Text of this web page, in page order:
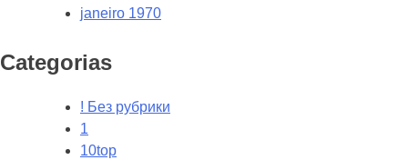
janeiro 1970
Categorias
! Без рубрики
1
10top